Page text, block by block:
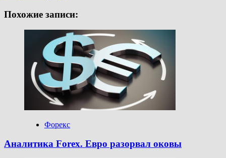
Похожие записи:
Форекс
Аналитика Forex. Евро разорвал оковы